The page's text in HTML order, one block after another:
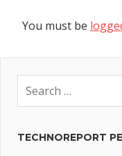
You must be
TECHNOREPORT